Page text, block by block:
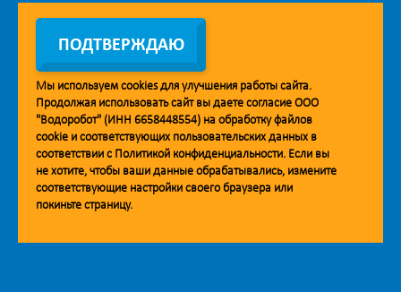
Заявка на установку
Мобильное приложение Vodorobot
ПОДТВЕРЖДАЮ
Мы используем cookiesдля улучшения работы сайта.
Продолжая использовать сайт вы даете согласие ООО
"Водоробот" (ИНН 6658448554) на обработку файлов
cookie и соответствующих пользовательских данных в
соответствии с Политикой конфиденциальности. Если вы
не хотите, чтобы ваши данные обрабатывались, измените
соответствующие настройки своего браузера или
покиньте страницу.